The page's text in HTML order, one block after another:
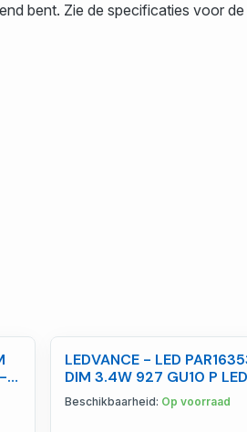
bent. Zie de specificaties voor
LEDVANCE - LED
DIM 3.4W 927 GU10 P
4099854059872
Beschikbaarheid: Op voorraad